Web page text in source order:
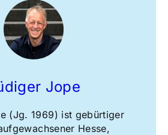
Jope
(Jg. 1969) ist gebürtiger
Hesse,